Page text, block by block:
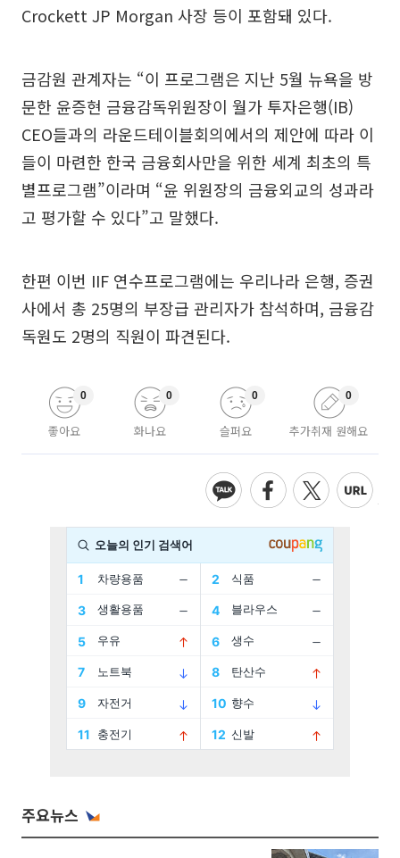
Crockett JP Morgan 사장 등이 포함돼 있다.
금감원 관계자는 “이 프로그램은 지난 5월 뉴욕을 방
문한 윤증현 금융감독위원장이 월가 투자은행(IB)
CEO들과의 라운드테이블회의에서의 제안에 따라 이
들이 마련한 한국 금융회사만을 위한 세계 최초의 특
별프로그램”이라며 “윤 위원장의 금융외교의 성과라
고 평가할 수 있다”고 말했다.
한편 이번 IIF 연수프로그램에는 우리나라 은행, 증권
사에서 총 25명의 부장급 관리자가 참석하며, 금융감
독원도 2명의 직원이 파견된다.
좋아요
0
화나요
0
슬퍼요
0
추가취재 원해요
0
주요뉴스